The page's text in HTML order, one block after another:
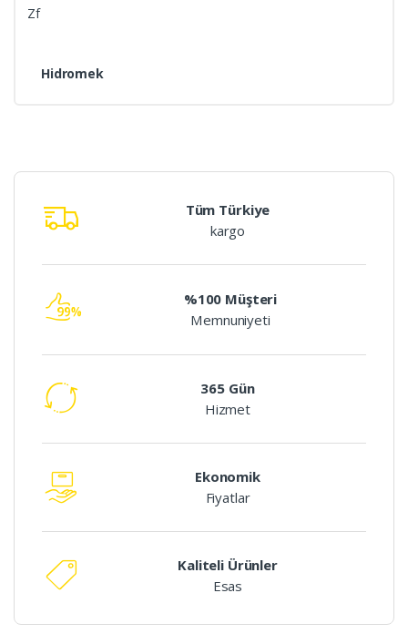
Zf
Hidromek
Tüm Türkiye
kargo
%100 Müşteri
Memnuniyeti
365 Gün
Hizmet
Ekonomik
Fiyatlar
Kaliteli Ürünler
Esas